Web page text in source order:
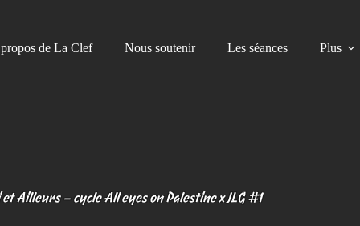
de La Clef Nous soutenir Les séances Plus
et Ailleurs – cycle All eyes on Palestine x JLG #1